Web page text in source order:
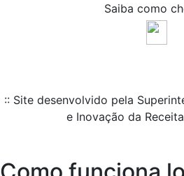
Saiba como
:: Site desenvolvido pela
e Inovação da